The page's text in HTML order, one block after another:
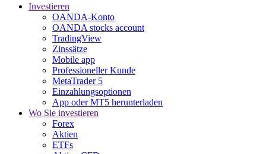
Investieren
OANDA-Konto
OANDA stocks account
TradingView
Zinssätze
Mobile app
Professioneller Kunde
MetaTrader 5
Einzahlungsoptionen
App oder MT5 herunterladen
Wo Sie investieren
Forex
Aktien
ETFs